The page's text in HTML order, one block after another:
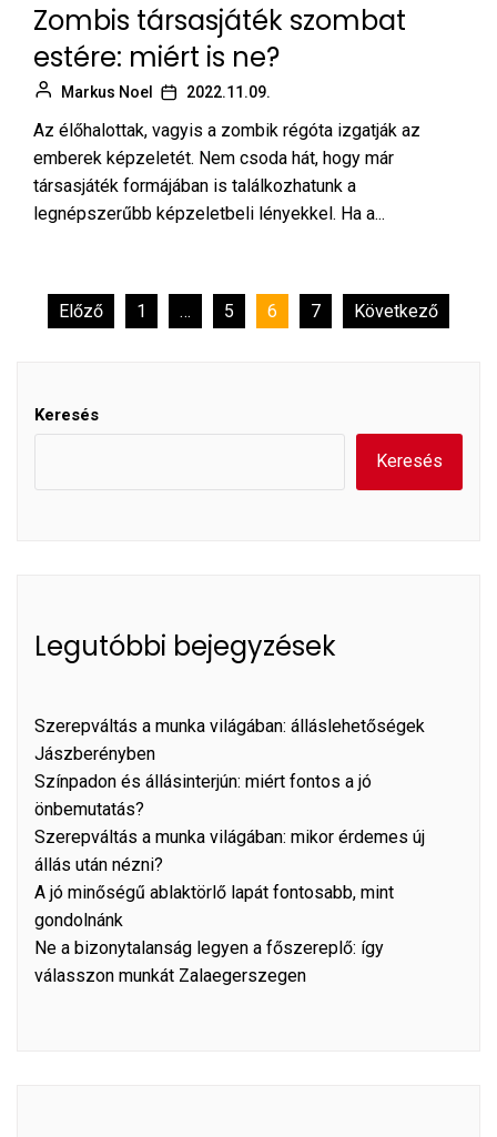
Zombis társasjáték szombat
estére: miért is ne?
Markus Noel 2022.11.09.
Az élőhalottak, vagyis a zombik régóta izgatják az
emberek képzeletét. Nem csoda hát, hogy már
társasjáték formájában is találkozhatunk a
legnépszerűbb képzeletbeli lényekkel. Ha a...
Bejegyzések
Előző 1 … 5 6 7 Következő
Keresés
Keresés
Legutóbbi bejegyzések
Szerepváltás a munka világában: álláslehetőségek
Jászberényben
Színpadon és állásinterjún: miért fontos a jó
önbemutatás?
Szerepváltás a munka világában: mikor érdemes új
állás után nézni?
A jó minőségű ablaktörlő lapát fontosabb, mint
gondolnánk
Ne a bizonytalanság legyen a főszereplő: így
válasszon munkát Zalaegerszegen